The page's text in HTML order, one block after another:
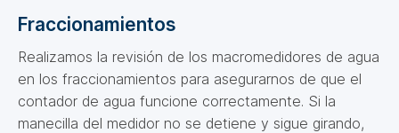
Fraccionamientos
Realizamos la revisión de los macromedidores de agua
en los fraccionamientos para asegurarnos de que el
contador de agua funcione correctamente. Si la
manecilla del medidor no se detiene y sigue girando,